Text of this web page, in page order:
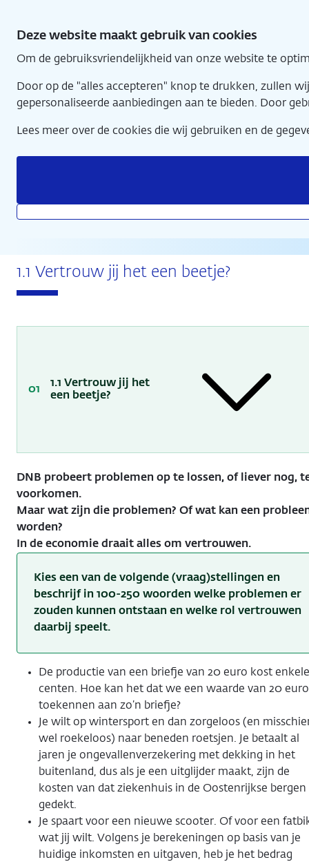
hoofdinhoud
Deze website maakt gebruik van cookies
Om de gebruiksvriendelijkheid van onze website te
Door op de "alles accepteren" knop te drukken, zullen
gepersonaliseerde aanbiedingen aan te bieden. Door
Lees meer over de cookies die wij gebruiken en de
1.1 Vertrouw jij het een beetje?
1.1 Vertrouw jij het
een beetje?
DNB probeert problemen op te lossen, of liever nog,
voorkomen.
Maar wat zijn die problemen? Of wat kan een
worden?
In de economie draait alles om vertrouwen.
Kies een van de volgende (vraag)stellingen en
beschrijf in 100-250 woorden welke problemen er
zouden kunnen ontstaan en welke rol vertrouwen
daarbij speelt.
De productie van een briefje van 20 euro kost enkele
centen. Hoe kan het dat we een waarde van 20 euro
toekennen aan zo’n briefje?
Je wilt op wintersport en dan zorgeloos (en
wel roekeloos) naar beneden roetsjen. Je betaalt al
jaren je ongevallenverzekering met dekking in het
buitenland, dus als je een uitglijder maakt, zijn de
kosten van dat ziekenhuis in de Oostenrijkse bergen
gedekt.
Je spaart voor een nieuwe scooter. Of voor een
wat jij wilt. Volgens je berekeningen op basis van je
huidige inkomsten en uitgaven, heb je het bedrag